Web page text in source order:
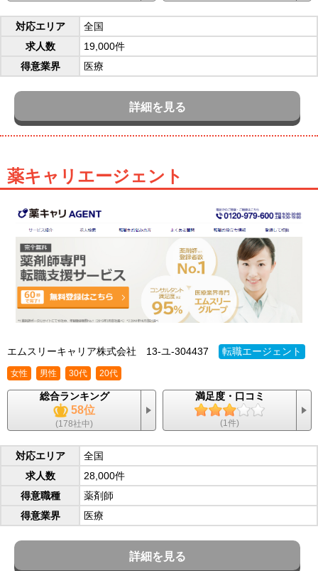
対応エリア
全国
求人数
19,000件
得意業界
医療
詳細を見る
薬キャリエージェント
エムスリーキャリア株式会社 13-ユ-304437 転職エージェント
女性 男性 30代 20代
総合ランキング
58位
(178社中)
満足度・口コミ
(1件)
対応エリア
全国
求人数
28,000件
得意職種
薬剤師
得意業界
医療
詳細を見る